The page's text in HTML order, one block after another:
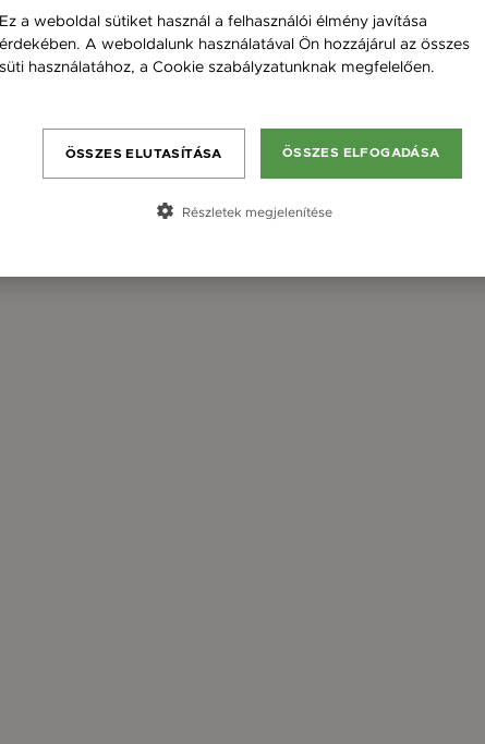
Ez a weboldal sütiket használ a felhasználói élmény javítása
érdekében. A weboldalunk használatával Ön hozzájárul az összes
süti használatához, a Cookie szabályzatunknak megfelelően.
ÖSSZES ELFOGADÁSA
ÖSSZES ELUTASÍTÁSA
Részletek megjelenítése